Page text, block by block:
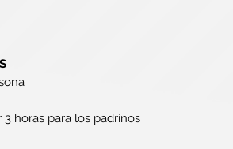
horas para los padrinos